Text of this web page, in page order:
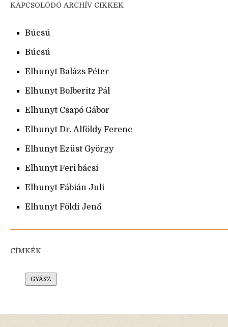
KAPCSOLÓDÓ ARCHÍV CIKKEK
Búcsú
Búcsú
Elhunyt Balázs Péter
Elhunyt Bolberitz Pál
Elhunyt Csapó Gábor
Elhunyt Dr. Alföldy Ferenc
Elhunyt Ezüst György
Elhunyt Feri bácsi
Elhunyt Fábián Juli
Elhunyt Földi Jenő
CÍMKÉK
GYÁSZ